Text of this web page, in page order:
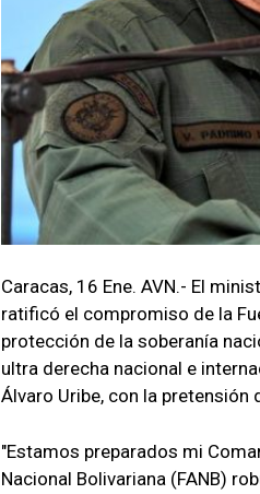
Caracas, 16 Ene. AVN.- El
ratificó el compromiso de la
protección de la soberanía
ultra derecha nacional e
Álvaro Uribe, con la pretensión
"Estamos preparados mi
Nacional Bolivariana (FANB)